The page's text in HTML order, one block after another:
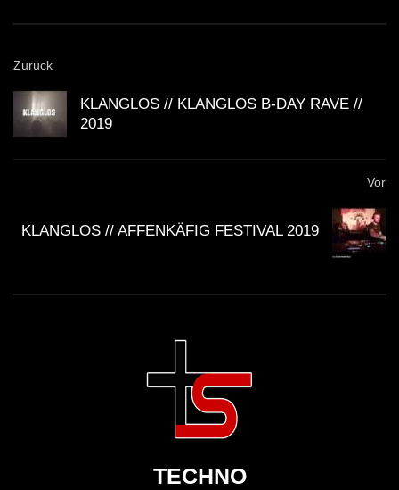
Zurück
KLANGLOS // KLANGLOS B-DAY RAVE //
2019
Vor
KLANGLOS // AFFENKÄFIG FESTIVAL 2019
TECHNO